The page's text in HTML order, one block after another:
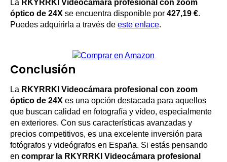
La RKYRRKI Videocámara profesional con zoom
óptico de 24X se encuentra disponible por 427,19 €.
Puedes adquirirla a través de este enlace.
Conclusión
La RKYRRKI Videocámara profesional con zoom
óptico de 24X es una opción destacada para aquellos
que buscan calidad en fotografía y vídeo, especialmente
en exteriores. Con sus características avanzadas y
precios competitivos, es una excelente inversión para
fotógrafos y videógrafos en España. Si estás pensando
en comprar la RKYRRKI Videocámara profesional